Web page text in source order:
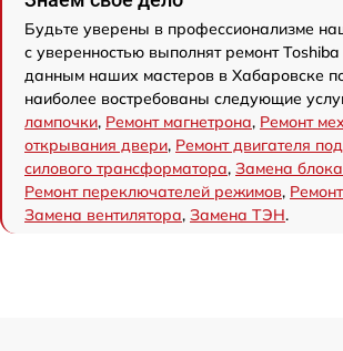
Будьте уверены в профессионализме
с уверенностью выполнят ремонт
данным наших мастеров в Хабаровске
наиболее востребованы следующие
лампочки, Ремонт магнетрона, Ремонт
открывания двери, Ремонт двигателя
силового трансформатора, Замена
Ремонт переключателей режимов,
Замена вентилятора, Замена ТЭН.